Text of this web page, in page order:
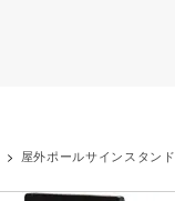
> 屋外ポールサインスタンド